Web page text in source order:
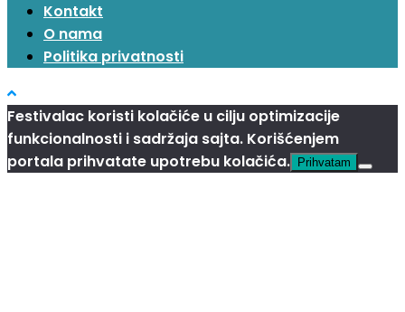
Kontakt
O nama
Politika privatnosti
Festivalac koristi kolačiće u cilju optimizacije
funkcionalnosti i sadržaja sajta. Korišćenjem
portala prihvatate upotrebu kolačića.
Prihvatam